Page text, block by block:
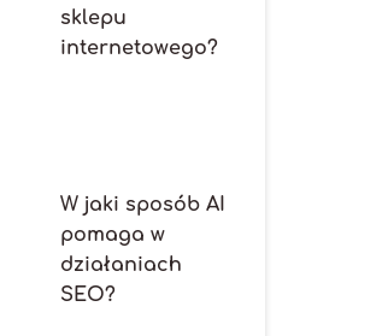
sklepu
internetowego?
W jaki sposób AI
pomaga w
działaniach
SEO?